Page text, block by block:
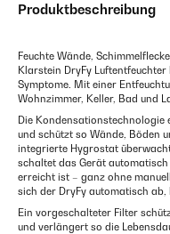
Produktbeschreibung
Feuchte Wände,
Klarstein DryFy
Symptome. Mit einer
Wohnzimmer, Keller, Bad und
Die Kondensationstechnologie
und schützt so Wände, Böden
integrierte Hygrostat
schaltet das Gerät
erreicht ist – ganz ohne
sich der DryFy automatisch
Ein vorgeschalteter Filter
und verlängert so die